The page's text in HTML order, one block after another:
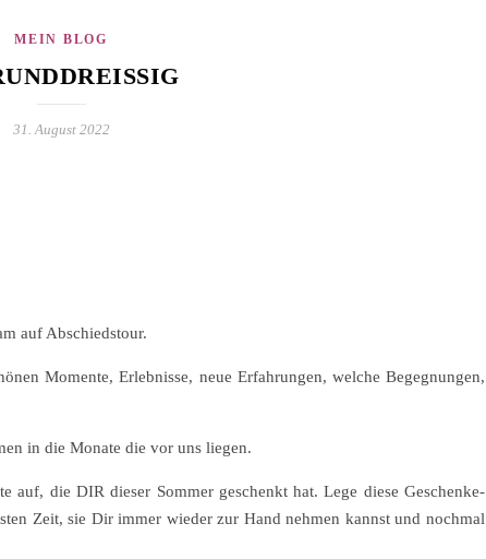
Doris Bataille – Life Coaching | Jülich
MEIN BLOG
31. August 2022
auf Abschiedstour.
Momente, Erlebnisse, neue Erfahrungen, welche Begegnungen,
in die Monate die vor uns liegen.
die DIR dieser Sommer geschenkt hat. Lege diese Geschenke-
Zeit, sie Dir immer wieder zur Hand nehmen kannst und nochmal